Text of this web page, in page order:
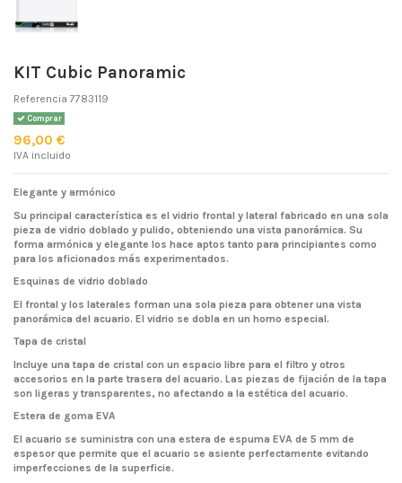
KIT Cubic Panoramic
Referencia 7783119
Comprar
96,00 €
IVA incluido
Elegante y armónico
Su principal característica es el vidrio frontal y lateral fabricado en una sola
pieza de vidrio doblado y pulido, obteniendo una vista panorámica. Su
forma armónica y elegante los hace aptos tanto para principiantes como
para los aficionados más experimentados.
Esquinas de vidrio doblado
El frontal y los laterales forman una sola pieza para obtener una vista
panorámica del acuario. El vidrio se dobla en un horno especial.
Tapa de cristal
Incluye una tapa de cristal con un espacio libre para el filtro y otros
accesorios en la parte trasera del acuario. Las piezas de fijación de la tapa
son ligeras y transparentes, no afectando a la estética del acuario.
Estera de goma EVA
El acuario se suministra con una estera de espuma EVA de 5 mm de
espesor que permite que el acuario se asiente perfectamente evitando
imperfecciones de la superficie.